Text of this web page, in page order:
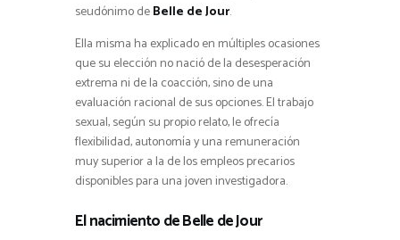
seudónimo deBelle de Jour.
Ella misma ha explicado en múltiples ocasiones
que su elección no nació de la desesperación
extrema ni de la coacción, sino de una
evaluación racional de sus opciones. El trabajo
sexual, según su propio relato, le ofrecía
flexibilidad, autonomía y una remuneración
muy superior a la de los empleos precarios
disponibles para una joven investigadora.
El nacimiento de Belle de Jour